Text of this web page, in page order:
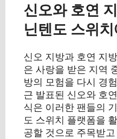
신오와 호연
닌텐도 스위
신오 지방과 호연 지
은 사랑을 받은 지역
방의 모험을 다시 경
근 발표된 신오와 호
식은 이러한 팬들의
도 스위치 플랫폼을
공할 것으로 주목받